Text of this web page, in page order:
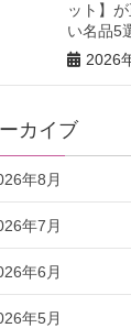
ット】
い名品5
2026
カイブ
年8月
年7月
年6月
年5月